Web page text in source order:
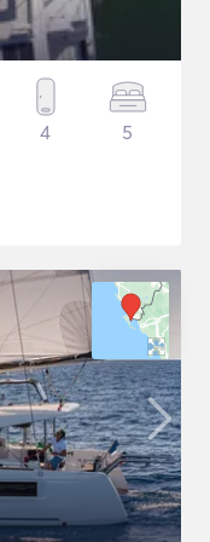
4 5